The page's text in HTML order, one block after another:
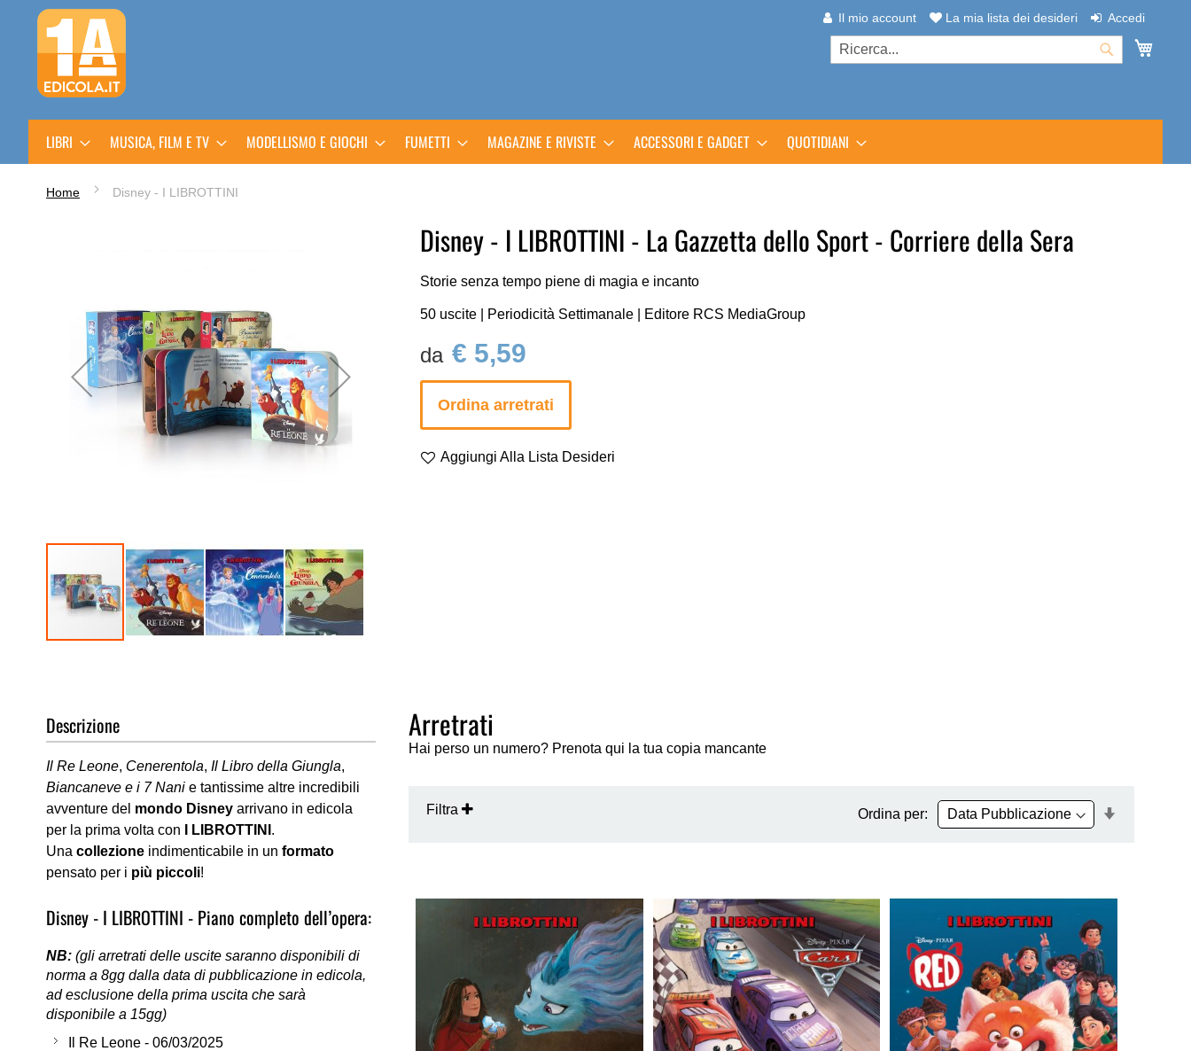
Salta
al
contenuto
Il mio account La mia lista dei desideri Accedi
Cerca
LIBRI MUSICA, FILM E TV MODELLISMO E GIOCHI FUMETTI MAGAZINE E RIVISTE ACCESSORI E GADGET QUOTIDIANI
Home Disney - I LIBROTTINI
immagini
di
Disney - I LIBROTTINI - La Gazzetta dello Sport - Corriere della Sera
Storie senza tempo piene di magia e incanto
50 uscite | Periodicità Settimanale | Editore RCS MediaGroup
€ 5,59
Ordina arretrati
Aggiungi Alla Lista Desideri
Descrizione
Il Re Leone, Cenerentola, Il Libro della Giungla,
Biancaneve e i 7 Nani e tantissime altre incredibili
avventure del mondo Disney arrivano in edicola
per la prima volta con
I LIBROTTINI .
Una collezione indimenticabile in un formato
pensato per i più piccoli!
Disney - I LIBROTTINI - Piano completo dell’opera:
NB: (gli arretrati delle uscite saranno disponibili di
norma a 8gg dalla data di pubblicazione in edicola,
ad esclusione della prima uscita che sarà
disponibile a 15gg)
Il Re Leone - 06/03/2025
Arretrati
Hai perso un numero? Prenota qui la tua copia mancante
Filtra Ordina per: